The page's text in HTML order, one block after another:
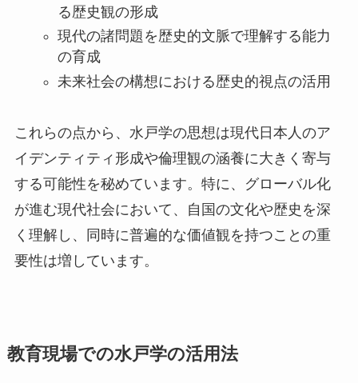
る歴史観の形成
現代の諸問題を歴史的文脈で理解する能力
の育成
未来社会の構想における歴史的視点の活用
これらの点から、水戸学の思想は現代日本人のア
イデンティティ形成や倫理観の涵養に大きく寄与
する可能性を秘めています。特に、グローバル化
が進む現代社会において、自国の文化や歴史を深
く理解し、同時に普遍的な価値観を持つことの重
要性は増しています。
教育現場での水戸学の活用法